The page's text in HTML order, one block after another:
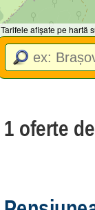
Tarifele afișate pe hartă
1 oferte